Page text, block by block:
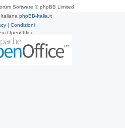
Software © phpBB Limited
phpBB-Italia.it
| Condizioni
OpenOffice